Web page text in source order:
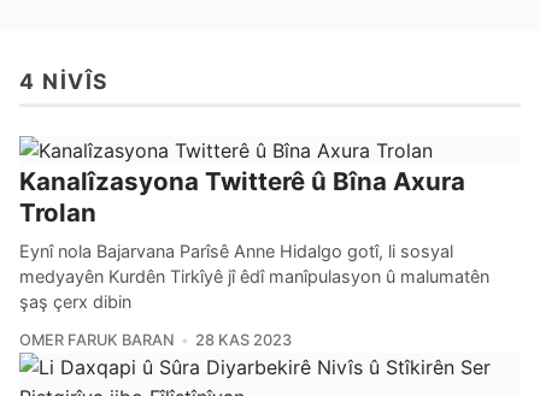
4 NIVÎS
Kanalîzasyona Twitterê û Bîna Axura
Trolan
Eynî nola Bajarvana Parîsê Anne Hidalgo gotî, li sosyal
medyayên Kurdên Tirkîyê jî êdî manîpulasyon û malumatên
şaş çerx dibin
OMER FARUK BARAN 28 KAS 2023